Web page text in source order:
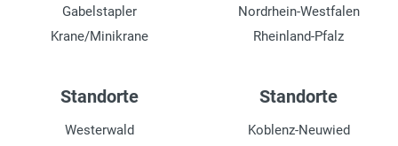
Gabelstapler
Krane/Minikrane
Nordrhein-Westfalen
Rheinland-Pfalz
Standorte
Westerwald
Standorte
Koblenz-Neuwied